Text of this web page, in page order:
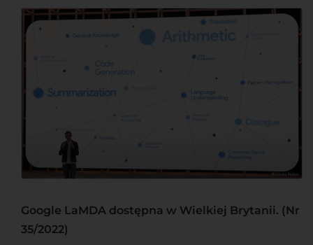
Google LaMDA dostępna w Wielkiej Brytanii. (Nr
35/2022)